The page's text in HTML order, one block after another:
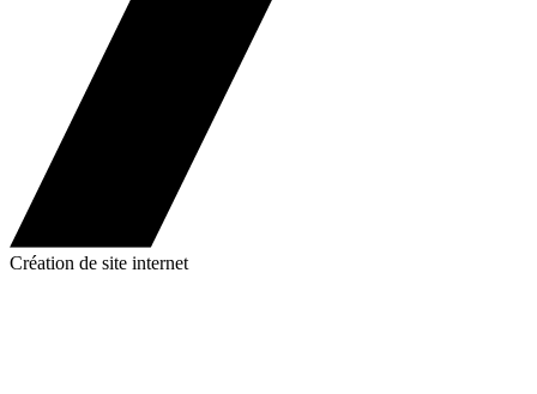
Création de site internet